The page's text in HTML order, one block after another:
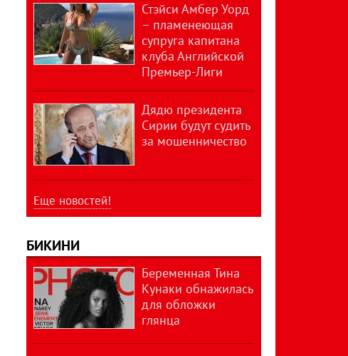
Стэйси Амбер Уорд
– пламенеющая
супруга капитана
клуба Английской
Премьер-Лиги
Дядю президента
Сирии будут судить
за мошенничество
Еще новостей!
БИКИНИ
Беременная Тина
Кунаки обнажилась
для обложки
глянца